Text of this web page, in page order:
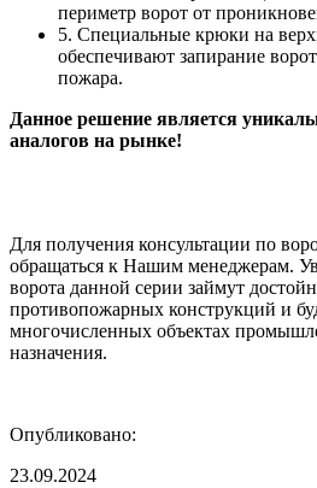
периметр ворот от
5. Специальные крюки на
обеспечивают запирание
пожара.
Данное решение является
аналогов на рынке!
Для получения консультации по
обращаться к Нашим менеджерам.
ворота данной серии займут
противопожарных конструкций и
многочисленных объектах
назначения.
Опубликовано:
23.09.2024